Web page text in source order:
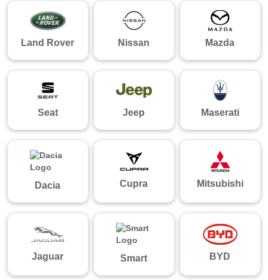
Land Rover Nissan Mazda
Seat Jeep Maserati
Dacia Cupra Mitsubishi
Jaguar Smart BYD